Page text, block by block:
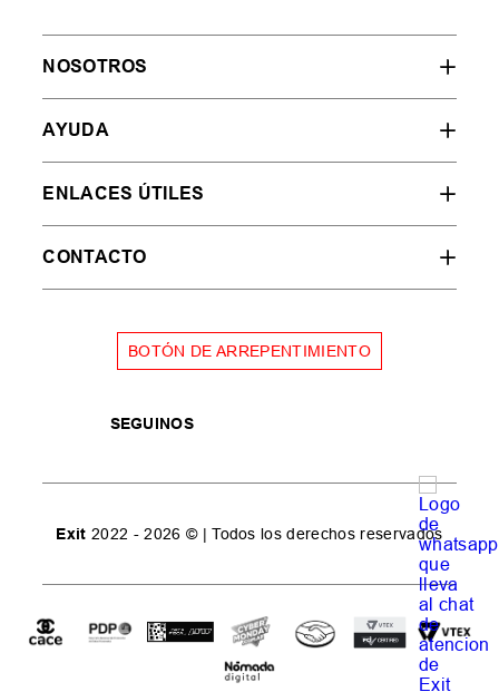
NOSOTROS
AYUDA
ENLACES ÚTILES
CONTACTO
BOTÓN DE ARREPENTIMIENTO
SEGUINOS
Exit 2022 - 2026 © | Todos los derechos reservados